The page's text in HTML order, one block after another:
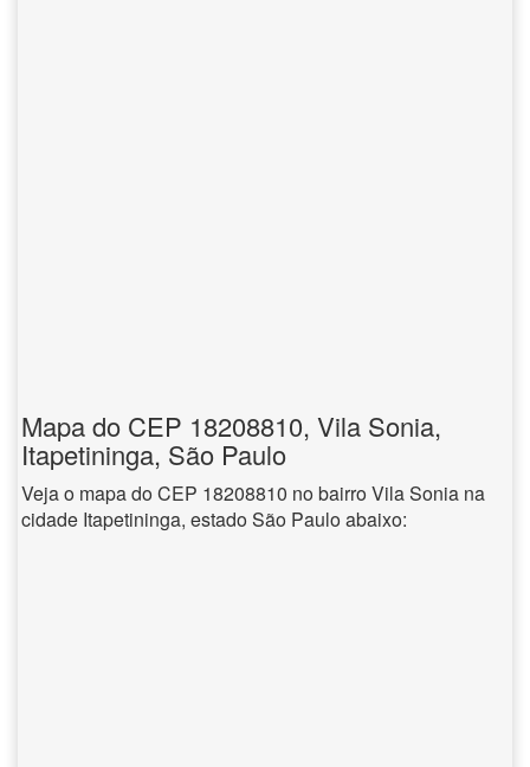
Mapa do CEP 18208810, Vila Sonia,
Itapetininga, São Paulo
Veja o mapa do CEP 18208810 no bairro Vila Sonia na
cidade Itapetininga, estado São Paulo abaixo: